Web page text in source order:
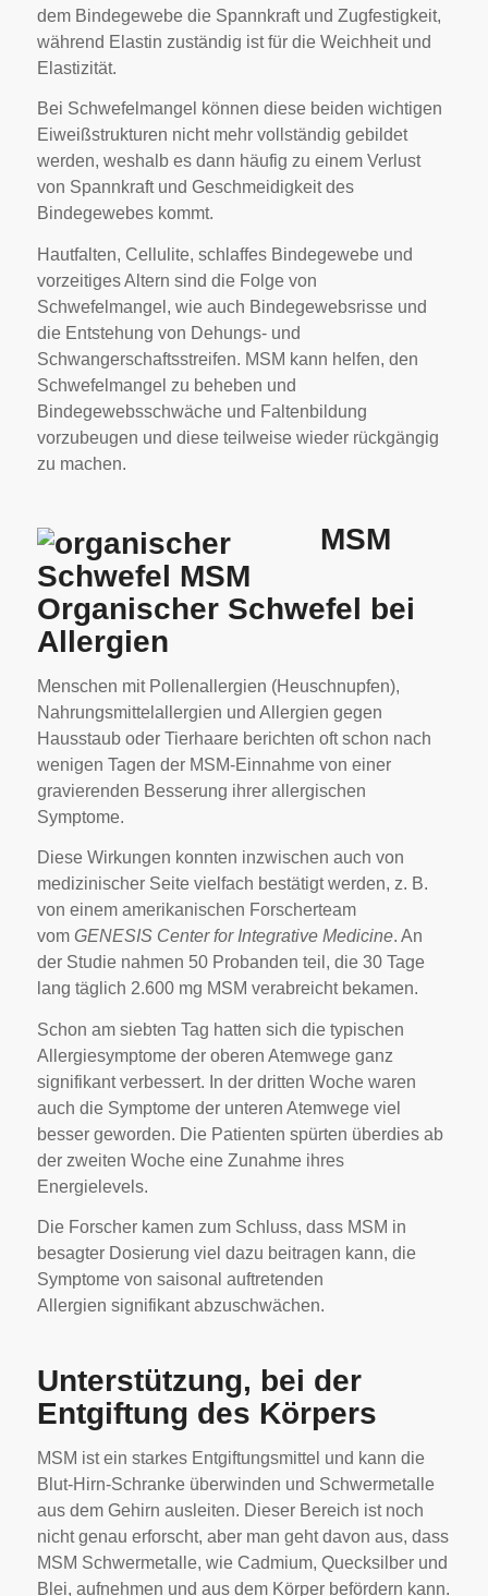
dem Bindegewebe die Spannkraft und Zugfestigkeit,
während Elastin zuständig ist für die Weichheit und
Elastizität.
Bei Schwefelmangel können diese beiden wichtigen
Eiweißstrukturen nicht mehr vollständig gebildet
werden, weshalb es dann häufig zu einem Verlust
von Spannkraft und Geschmeidigkeit des
Bindegewebes kommt.
Hautfalten, Cellulite, schlaffes Bindegewebe und
vorzeitiges Altern sind die Folge von
Schwefelmangel, wie auch Bindegewebsrisse und
die Entstehung von Dehungs- und
Schwangerschaftsstreifen. MSM kann helfen, den
Schwefelmangel zu beheben und
Bindegewebsschwäche und Faltenbildung
vorzubeugen und diese teilweise wieder rückgängig
zu machen.
MSM
Organischer Schwefel bei
Allergien
Menschen mit Pollenallergien (Heuschnupfen),
Nahrungsmittelallergien und Allergien gegen
Hausstaub oder Tierhaare berichten oft schon nach
wenigen Tagen der MSM-Einnahme von einer
gravierenden Besserung ihrer allergischen
Symptome.
Diese Wirkungen konnten inzwischen auch von
medizinischer Seite vielfach bestätigt werden, z. B.
von einem amerikanischen Forscherteam
vom GENESIS Center for Integrative Medicine. An
der Studie nahmen 50 Probanden teil, die 30 Tage
lang täglich 2.600 mg MSM verabreicht bekamen.
Schon am siebten Tag hatten sich die typischen
Allergiesymptome der oberen Atemwege ganz
signifikant verbessert. In der dritten Woche waren
auch die Symptome der unteren Atemwege viel
besser geworden. Die Patienten spürten überdies ab
der zweiten Woche eine Zunahme ihres
Energielevels.
Die Forscher kamen zum Schluss, dass MSM in
besagter Dosierung viel dazu beitragen kann, die
Symptome von saisonal auftretenden
Allergien signifikant abzuschwächen.
Unterstützung, bei der
Entgiftung des Körpers
MSM ist ein starkes Entgiftungsmittel und kann die
Blut-Hirn-Schranke überwinden und Schwermetalle
aus dem Gehirn ausleiten. Dieser Bereich ist noch
nicht genau erforscht, aber man geht davon aus, dass
MSM Schwermetalle, wie Cadmium, Quecksilber und
Blei, aufnehmen und aus dem Körper befördern kann.